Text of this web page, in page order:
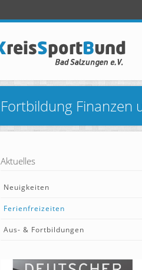
Fortbildung Finanzen
Aktuelles
Neuigkeiten
Ferienfreizeiten
Aus- & Fortbildungen